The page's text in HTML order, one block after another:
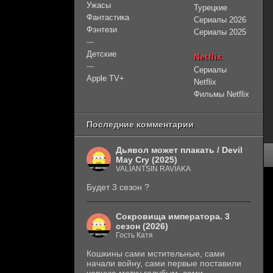
Ужасы
Фантастика
Фэнтези
—
Детские
—
Apple TV+
Турецкие
Сериалы 2026
Сериалы 2025
Netflix
Сериалы
Netflix
Фильмы Netflix
Последние комментарии
Дьявол может плакать / Devil
May Cry (2025)
VALIANTSIN RAVIAKA
Будет 3 сезон ?
Сокровища императора. 3
сезон (2026)
Гость Катя
Кошкины сами мстительные, сами
начали войну, сами первые поставили